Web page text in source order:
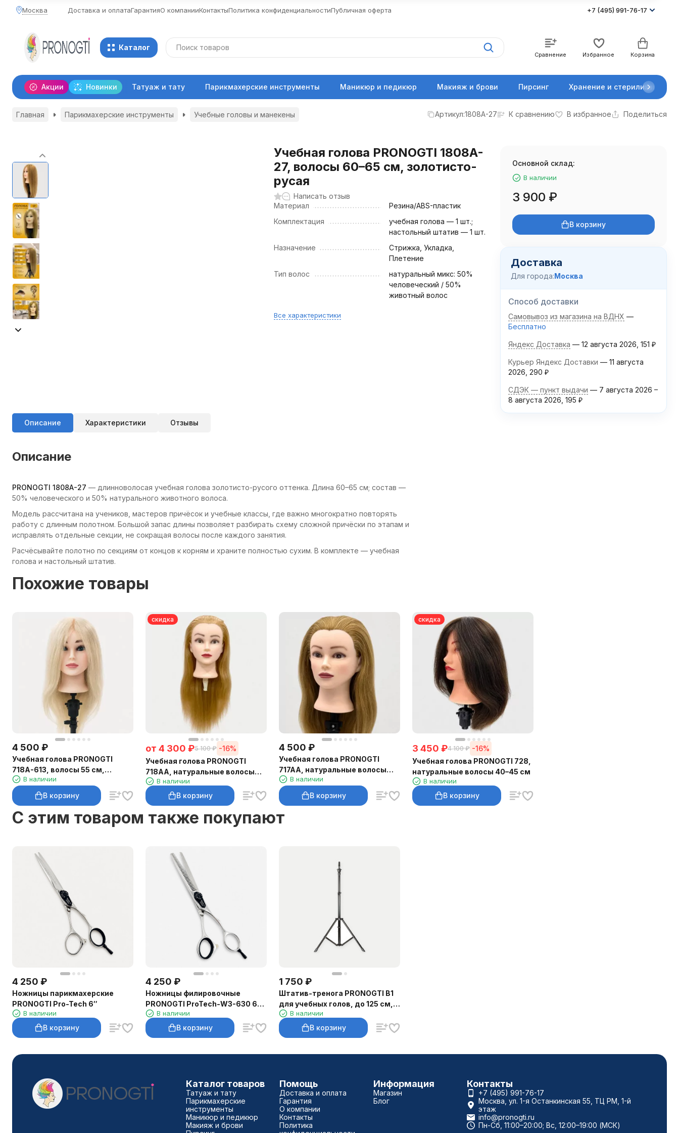
Москва Доставка и оплатаГарантияО компанииКонтактыПолитика конфиденциальностиПубличная оферта +7 (495) 991-76-17
Каталог
Сравнение Избранное Корзина
Акции Новинки Татуаж и тату Парикмахерские инструменты Маникюр и педикюр Макияж и брови Пирсинг Хранение и стерилизация
Главная Парикмахерские инструменты Учебные головы и манекены Артикул:1808А-27 К сравнению В избранное Поделиться
Учебная голова PRONOGTI 1808A-
27, волосы 60–65 см, золотисто-
русая
Написать отзыв
Материал
Резина/ABS-пластик
Комплектация
учебная голова — 1 шт.;
настольный штатив — 1 шт.
Назначение
Стрижка, Укладка,
Плетение
Тип волос
натуральный микс: 50%
человеческий / 50%
животный волос
Все характеристики
Основной склад:
В наличии
3 900 ₽
В корзину
Доставка
Для города:Москва
Способ доставки
Самовывоз из магазина на ВДНХ
Бесплатно
Яндекс Доставка 12 августа 2026 151 ₽
Курьер Яндекс Доставки
11 августа
2026 290 ₽
СДЭК — пункт выдачи 7 августа 2026 –
8 августа 2026 195 ₽
Описание Характеристики Отзывы
Описание
PRONOGTI 1808A-27 — длинноволосая учебная голова золотисто-русого оттенка. Длина 60–65 см; состав —
50% человеческого и 50% натурального животного волоса.
Модель рассчитана на учеников, мастеров причёсок и учебные классы, где важно многократно повторять
работу с длинным полотном. Большой запас длины позволяет разбирать схему сложной причёски по этапам и
исправлять отдельные секции, не сокращая волосы после каждого занятия.
Расчёсывайте полотно по секциям от концов к корням и храните полностью сухим. В комплекте — учебная
голова и настольный штатив.
Похожие товары
4 500 ₽
Учебная голова PRONOGTI
718A-613, волосы 55 см,
экстра-светлый блонд
В наличии
В корзину
скидка
от 4 300 ₽5 100 ₽ -16%
Учебная голова PRONOGTI
718AA, натуральные волосы
45–55 см
В наличии
В корзину
4 500 ₽
Учебная голова PRONOGTI
717AA, натуральные волосы
45–50 см
В наличии
В корзину
скидка
3 450 ₽4 100 ₽ -16%
Учебная голова PRONOGTI 728,
натуральные волосы 40–45 см
В наличии
В корзину
C этим товаром также покупают
4 250 ₽
Ножницы парикмахерские
PRONOGTI Pro-Tech 6″
В наличии
В корзину
4 250 ₽
Ножницы филировочные
PRONOGTI ProTech-W3-630 6″,
30 зубьев
В наличии
В корзину
1 750 ₽
Штатив-тренога PRONOGTI B1
для учебных голов, до 125 см, с
чехлом
В наличии
В корзину
Каталог товаров
Татуаж и тату
Парикмахерские
инструменты
Маникюр и педикюр
Макияж и брови
Помощь
Доставка и оплата
Гарантия
О компании
Контакты
Политика
Информация
Магазин
Блог
Контакты
+7 (495) 991-76-17
Москва, ул. 1-я Останкинская 55, ТЦ РМ, 1-й
этаж
info@pronogti.ru
Пн-Сб, 11:00–20:00; Вс, 12:00–19:00 (МСК)